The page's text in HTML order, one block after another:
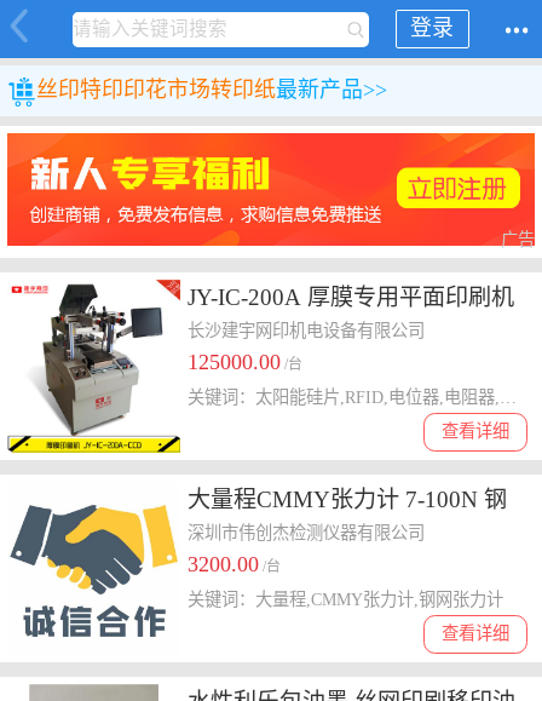
登录
丝印特印印花市场转印纸最新产品>>
广告
JY-IC-200A 厚膜专用平面印刷机
长沙建宇网印机电设备有限公司
125000.00 /台
查看详细
大量程CMMY张力计 7-100N 钢
网张力计 丝网张力测试仪
深圳市伟创杰检测仪器有限公司
3200.00 /台
查看详细
关键词：大量程,CMMY张力计,钢网张力计